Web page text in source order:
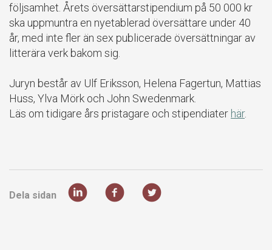
följsamhet. Årets översättarstipendium på 50 000 kr
ska uppmuntra en nyetablerad översättare under 40
år, med inte fler än sex publicerade översättningar av
litterära verk bakom sig.
Juryn består av Ulf Eriksson, Helena Fagertun, Mattias
Huss, Ylva Mörk och John Swedenmark.
Läs om tidigare års pristagare och stipendiater här.
Dela sidan